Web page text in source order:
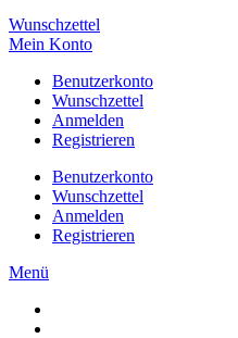
Wunschzettel
Mein Konto
Benutzerkonto
Wunschzettel
Anmelden
Registrieren
Benutzerkonto
Wunschzettel
Anmelden
Registrieren
Menü